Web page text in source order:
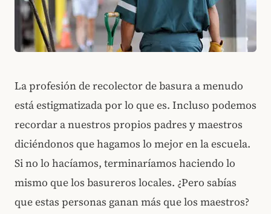
La profesión de recolector de basura a menudo
está estigmatizada por lo que es. Incluso podemos
recordar a nuestros propios padres y maestros
diciéndonos que hagamos lo mejor en la escuela.
Si no lo hacíamos, terminaríamos haciendo lo
mismo que los basureros locales. ¿Pero sabías
que estas personas ganan más que los maestros?